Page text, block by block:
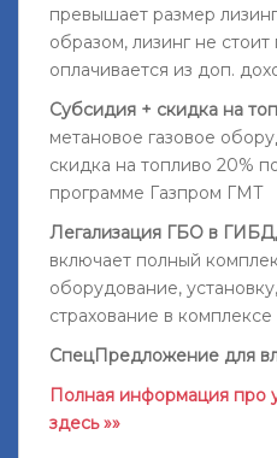
превышает размер
образом, лизинг не
оплачивается из доп.
Субсидия + скидка на
метановое газовое
скидка на топливо 20%
программе Газпром ГМТ
Легализация ГБО в
включает полный
оборудование,
страхование в
СпецПредложение для
Полная информация про
здесь »»